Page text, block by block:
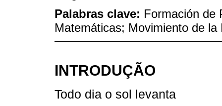
Palabras clave: Formación de
Matemáticas; Movimiento de
INTRODUÇÃO
Todo dia o sol levanta